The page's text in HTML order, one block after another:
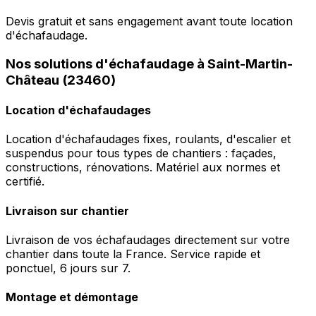
Devis gratuit et sans engagement avant toute location
d'échafaudage.
Nos solutions d'échafaudage à Saint-Martin-
Château (23460)
Location d'échafaudages
Location d'échafaudages fixes, roulants, d'escalier et
suspendus pour tous types de chantiers : façades,
constructions, rénovations. Matériel aux normes et
certifié.
Livraison sur chantier
Livraison de vos échafaudages directement sur votre
chantier dans toute la France. Service rapide et
ponctuel, 6 jours sur 7.
Montage et démontage